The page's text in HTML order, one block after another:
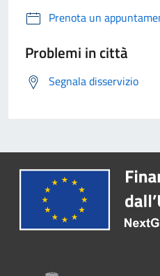
Prenota un
Problemi in città
Segnala disservizio